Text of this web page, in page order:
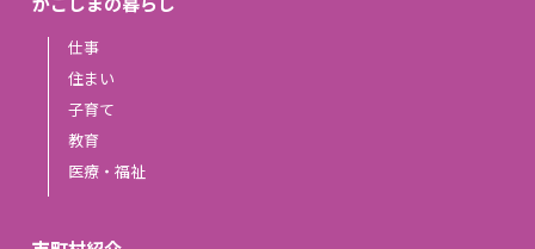
仕事
住まい
子育て
教育
医療・福祉